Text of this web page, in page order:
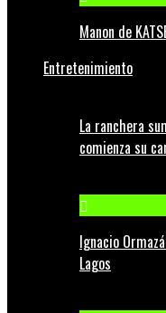
Manon de
Entretenimiento
La ranchera
comienza su
Ignacio
Lagos